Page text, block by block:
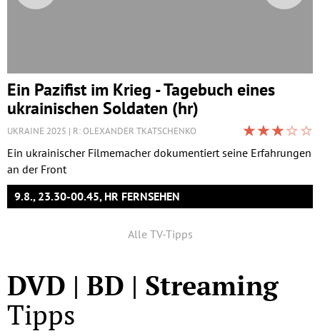
Ein Pazifist im Krieg - Tagebuch eines
ukrainischen Soldaten (hr)
UKRAINE 2025 R: OLEXANDER TKATSCHENKO
Ein ukrainischer Filmemacher dokumentiert seine Erfahrungen
an der Front
9.8., 23.30-00.45, HR FERNSEHEN
Alle TV-Tipps
DVD | BD | Streaming
Tipps